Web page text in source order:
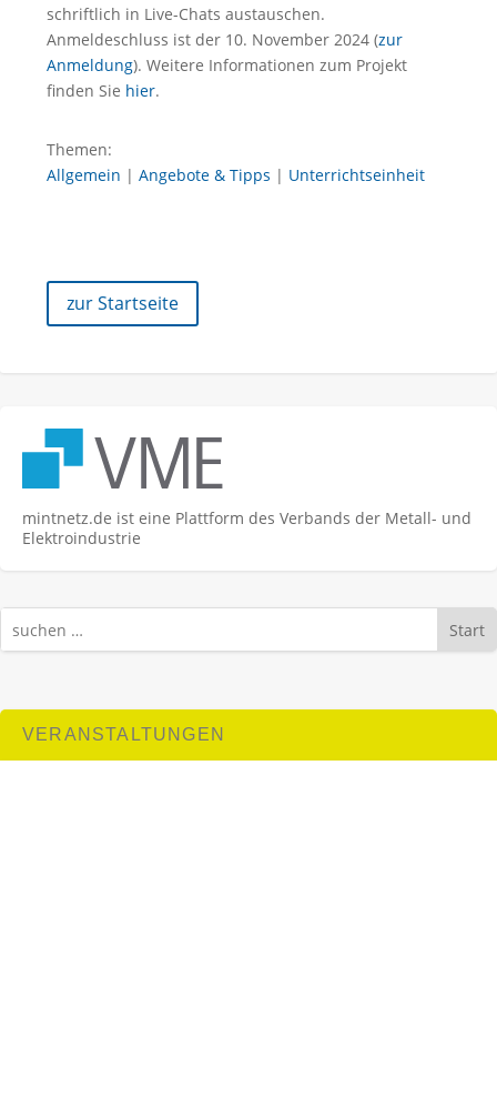
schriftlich in Live-Chats austauschen.
Anmeldeschluss ist der 10. November 2024 (zur
Anmeldung). Weitere Informationen zum Projekt
finden Sie hier.
Themen:
Allgemein | Angebote & Tipps | Unterrichtseinheit
zur Startseite
mintnetz.de ist eine Plattform des Verbands der Metall- und
Elektroindustrie
Start
VERANSTALTUNGEN